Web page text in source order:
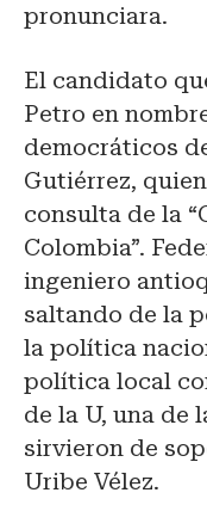
pronunciara.
El candidato
Petro en
democráticos
Gutiérrez,
consulta de la
Colombia”.
ingeniero
saltando de la
la política
política local
de la U, una de
sirvieron de
Uribe Vélez.